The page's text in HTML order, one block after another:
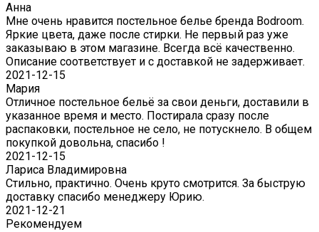
Анна
Мне очень нравится постельное белье бренда Bodroom.
Яркие цвета, даже после стирки. Не первый раз уже
заказываю в этом магазине. Всегда всё качественно.
Описание соответствует и с доставкой не задерживает.
2021-12-15
Мария
Отличное постельное бельё за свои деньги, доставили в
указанное время и место. Постирала сразу после
распаковки, постельное не село, не потускнело. В общем
покупкой довольна, спасибо !
2021-12-15
Лариса Владимировна
Стильно, практично. Очень круто смотрится. За быструю
доставку спасибо менеджеру Юрию.
2021-12-21
Рекомендуем